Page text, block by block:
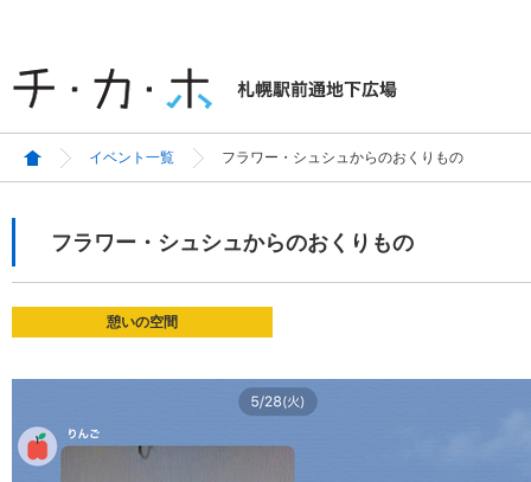
イベント一覧 フラワー・シュシュからのおくりもの
フラワー・シュシュからのおくりもの
憩いの空間